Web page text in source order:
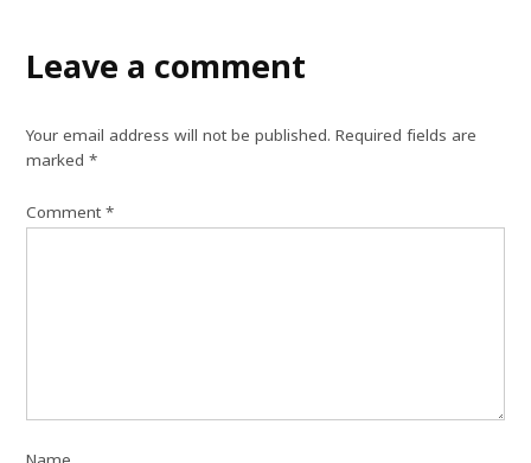
Leave a comment
Your email address will not be published. Required fields are
marked*
Comment*